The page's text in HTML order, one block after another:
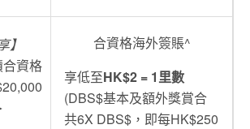
】
資格
合資格海外簽賬^
享低至HK$2 = 1里數
(DBS$基本及額外獎賞合
共6X DBS$，即每HK$250